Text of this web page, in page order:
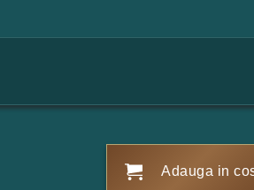
Adauga in